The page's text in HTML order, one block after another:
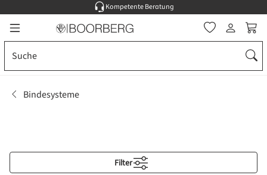
Zum Hauptinhalt springen
Kompetente Beratung
Bindesysteme
Filter